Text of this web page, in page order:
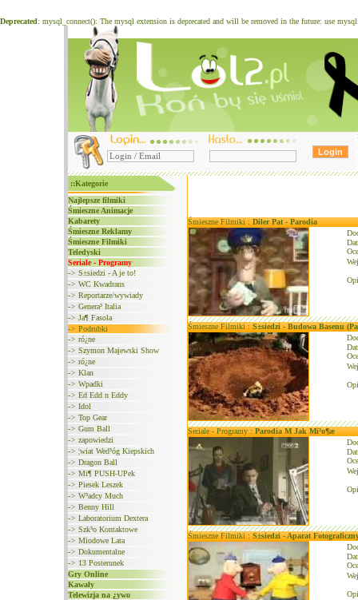
Deprecated: mysql_connect(): The mysql extension is deprecated and will be removed in the future: use
::Kategorie
Najlepsze filmiki
Śmieszne Animacje
Kabarety
Śmieszne Reklamy
Śmieszne Filmiki
Teledyski
Seriale - Programy
-> S±siedzi - A je to!
-> WC Kwadrans
-> Reportarze/wywiady
-> Genera³ Italia
-> Ja¶ Fasola
-> Podrubki
-> ró¿ne
-> Szymon Majewski Show
-> ró¿ne
-> Klan
-> Wpadki
-> Ed Edd n Eddy
-> Idol
-> Top Gear
-> Gum Ball
-> zapowiedzi
-> ¦wiat Wed³óg Kiepskich
-> Dragon Ball
-> Mi¶ PUSH-UPek
-> Piesek Leszek
-> W³adcy Much
-> Benny Hill
-> Laboratorium Dextera
-> Szk³o Kontaktowe
-> Miodowe Lata
-> Dokumentalne
-> 13 Posterunek
Gry Online
Kawały
Telewizja na ¿ywo
Śmieszne Filmiki :Diler Pat - Parodia
Śmieszne Filmiki :S±siedzi - Budowa Basenu
Seriale - Programy :Parodia M Jak Mi³o¶æ
Śmieszne Filmiki :S±siedzi - Aparat